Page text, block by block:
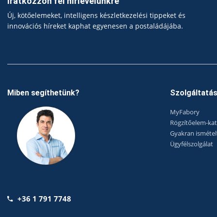
Új, kötőelemeket, intelligens készletkezelési tippeket és
innovációs híreket kaphat egyenesen a postaládájába.
Miben segíthetünk?
+36 1 791 7748
Szolgáltatás
MyFabory
Rögzítőelem-
Gyakran
Ügyfélszolgálat